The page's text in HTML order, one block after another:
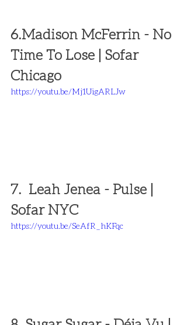
6.Madison McFerrin - No
Time To Lose | Sofar
Chicago
https://youtu.be/Mj1UigARLJw
7.  Leah Jenea - Pulse |
Sofar NYC
https://youtu.be/SeAfR_hKFqc